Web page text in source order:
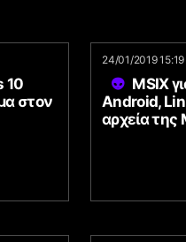
10
στον
24/01/2019 15:19
MSIX
Android,
αρχεία της